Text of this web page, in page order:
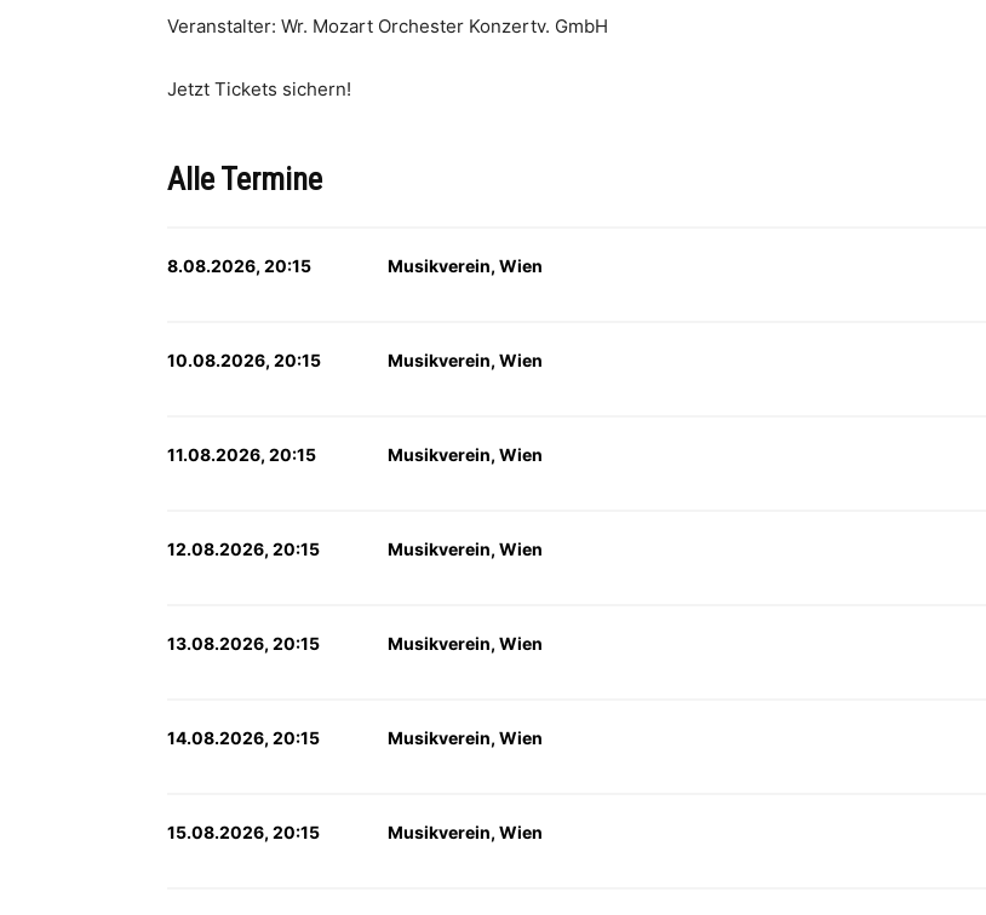
Veranstalter: Wr. Mozart Orchester Konzertv. GmbH
Jetzt Tickets sichern!
Alle Termine
8.08.2026, 20:15 Musikverein, Wien
10.08.2026, 20:15 Musikverein, Wien
11.08.2026, 20:15 Musikverein, Wien
12.08.2026, 20:15 Musikverein, Wien
13.08.2026, 20:15 Musikverein, Wien
14.08.2026, 20:15 Musikverein, Wien
15.08.2026, 20:15 Musikverein, Wien